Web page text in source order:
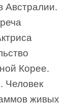
Австралии.
Корее.
Человек
живых